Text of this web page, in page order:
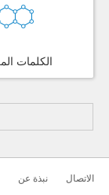
الكلمات
نبذة عن
الاتصال